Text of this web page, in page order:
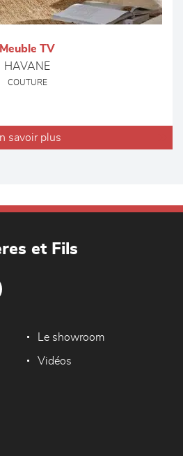
Meuble TV
HAVANE
COUTURE
savoir plus
et Fils
Le showroom
Vidéos